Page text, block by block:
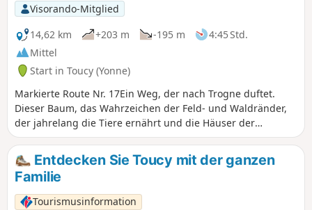
Visorando-Mitglied
14,62 km
+203 m -195 m
4:45 Std.
Mittel
Start in Toucy (Yonne)
Markierte Route Nr. 17Ein Weg, der nach Trogne duftet.
Dieser Baum, das Wahrzeichen der Feld- und Waldränder,
der jahrelang die Tiere ernährt und die Häuser der
Poyaudines beheizt hat, ist entlang dieses Weges unzählige
Male zu finden.Sowohl auf dem Hinweg als auch auf dem
Rückweg können Sie die Straßen und Gassen der Altstadt
von Toucy entdecken.
Entdecken Sie Toucy mit der ganzen
Familie
Tourismusinformation